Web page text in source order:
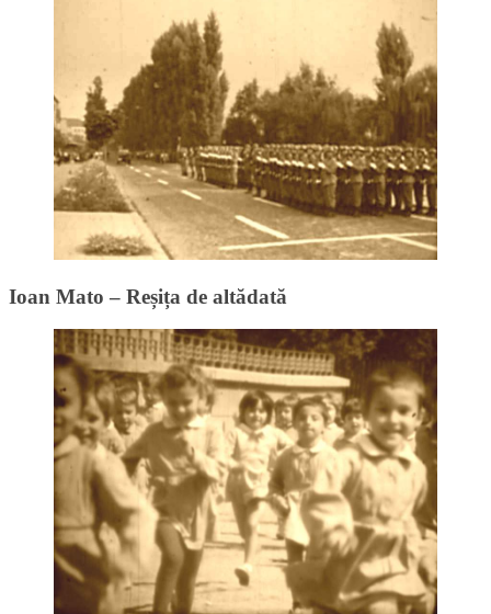
Ioan Mato – Reșița de altădată